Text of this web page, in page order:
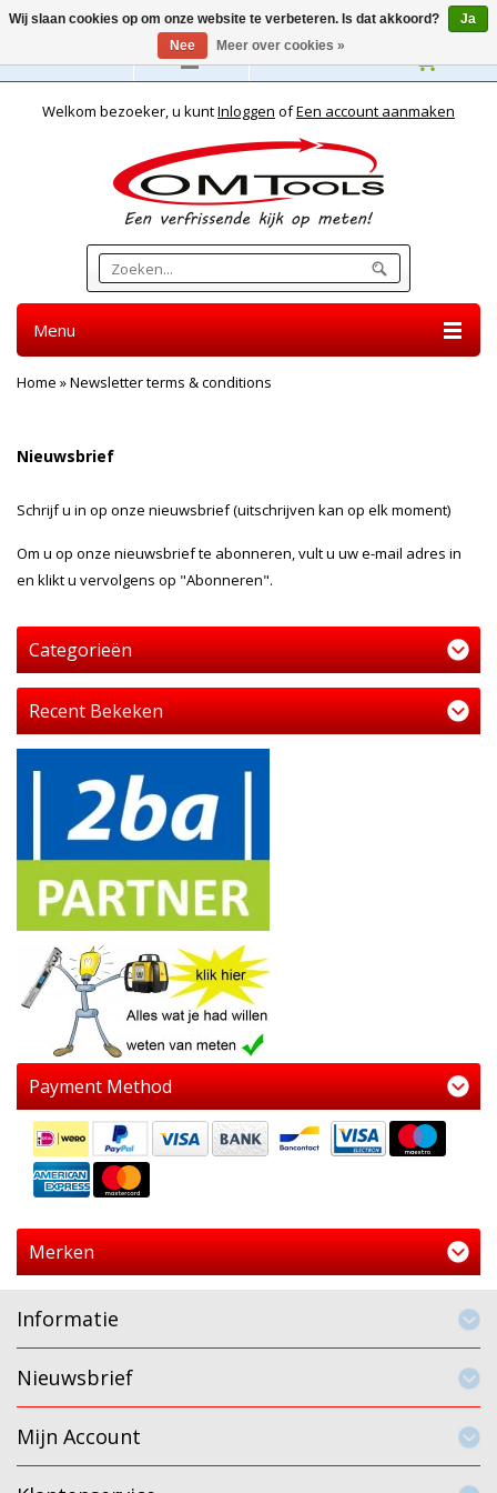
Nederlands
Welkom bezoeker, u kuntInloggen ofEen account aanmaken
Menu
Home »Newsletter terms & conditions
Nieuwsbrief
Schrijf u in op onze nieuwsbrief (uitschrijven kan op elk moment)
Om u op onze nieuwsbrief te abonneren, vult u uw e-mail adres in
en klikt u vervolgens op "Abonneren".
Categorieën
Recent Bekeken
Payment Method
Merken
Informatie
Nieuwsbrief
Mijn Account
Wij slaan cookies op om onze website te verbeteren. Is dat akkoord?
Ja
Nee
Meer over cookies »